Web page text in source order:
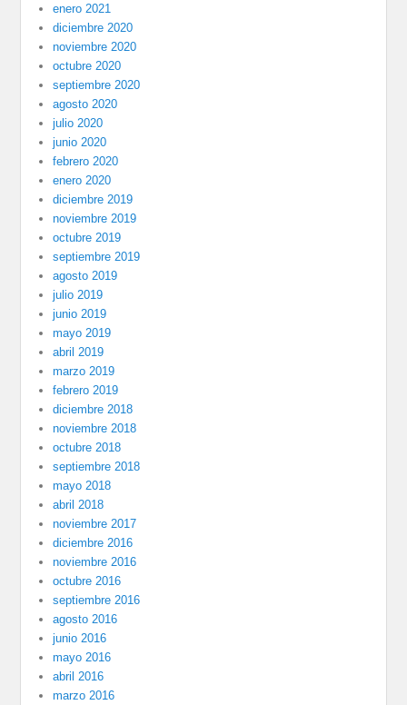
enero 2021
diciembre 2020
noviembre 2020
octubre 2020
septiembre 2020
agosto 2020
julio 2020
junio 2020
febrero 2020
enero 2020
diciembre 2019
noviembre 2019
octubre 2019
septiembre 2019
agosto 2019
julio 2019
junio 2019
mayo 2019
abril 2019
marzo 2019
febrero 2019
diciembre 2018
noviembre 2018
octubre 2018
septiembre 2018
mayo 2018
abril 2018
noviembre 2017
diciembre 2016
noviembre 2016
octubre 2016
septiembre 2016
agosto 2016
junio 2016
mayo 2016
abril 2016
marzo 2016